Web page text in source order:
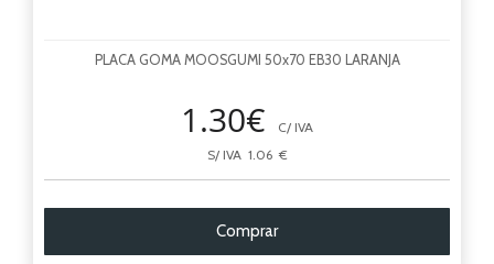
PLACA GOMA MOOSGUMI 50x70 EB30 LARANJA
1.30€
C/ IVA
S/ IVA 1.06 €
Comprar